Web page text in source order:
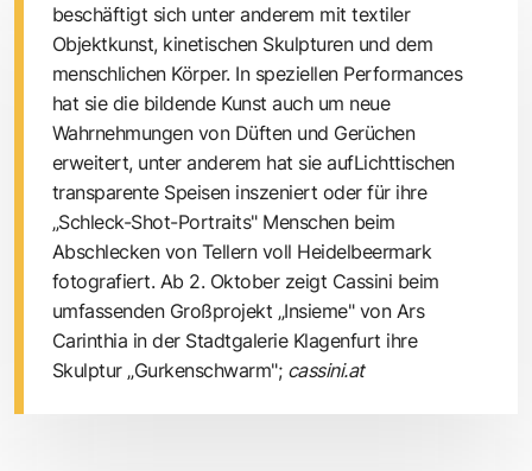
beschäftigt sich unter anderem mit textiler
Objektkunst, kinetischen Skulpturen und dem
menschlichen Körper. In speziellen Performances
hat sie die bildende Kunst auch um neue
Wahrnehmungen von Düften und Gerüchen
erweitert, unter anderem hat sie aufLichttischen
transparente Speisen inszeniert oder für ihre
„Schleck-Shot-Portraits" Menschen beim
Abschlecken von Tellern voll Heidelbeermark
fotografiert. Ab 2. Oktober zeigt Cassini beim
umfassenden Großprojekt „Insieme" von Ars
Carinthia in der Stadtgalerie Klagenfurt ihre
Skulptur „Gurkenschwarm"; cassini.at